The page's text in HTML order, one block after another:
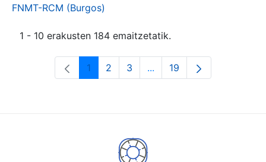
FNMT-RCM (Burgos)
1 - 10 erakusten 184 emaitzetatik.
Orrialdea
1 Orrialdea
2 Orrialdea
3 ...Intermediate Pages Use
Orrialdea
19